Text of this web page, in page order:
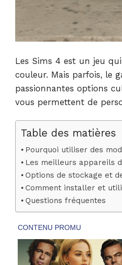
Les Sims 4 est un jeu
couleur. Mais parfois, le
passionnantes options
vous permettent de
Table des matières
Pourquoi utiliser des
Les meilleurs appareils
Options de stockage et
Comment installer et
Questions fréquentes